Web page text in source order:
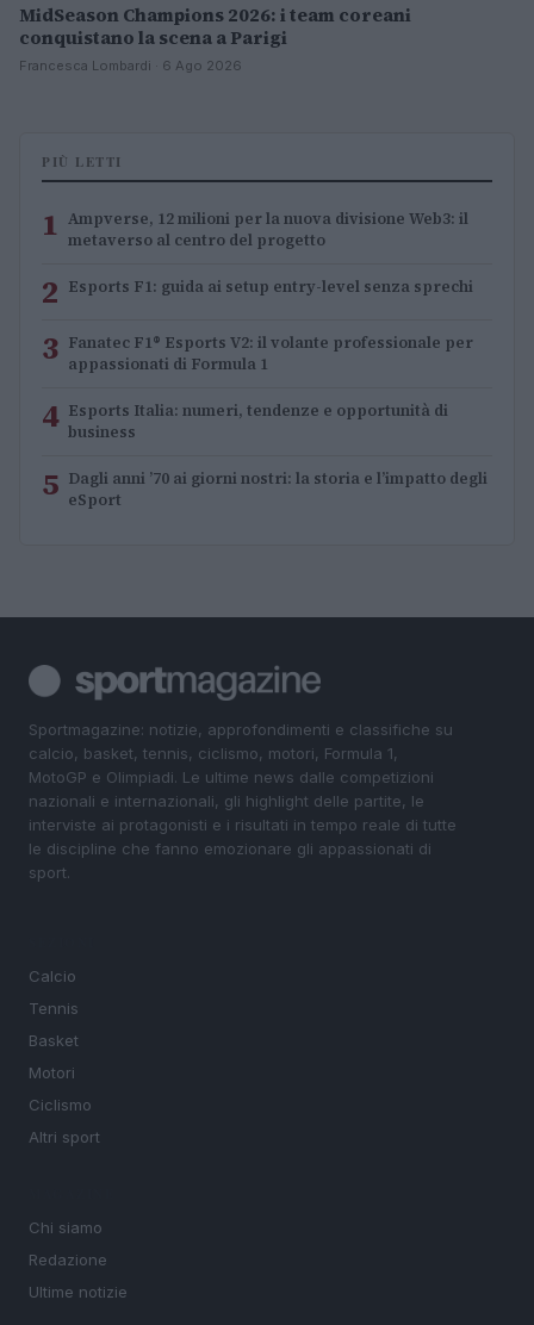
ESPORTS
MidSeason Champions 2026: i team coreani
conquistano la scena a Parigi
Francesca Lombardi · 6 Ago 2026
PIÙ LETTI
1 Ampverse, 12 milioni per la nuova divisione Web3: il
metaverso al centro del progetto
2 Esports F1: guida ai setup entry-level senza sprechi
3 Fanatec F1® Esports V2: il volante professionale per
appassionati di Formula 1
4 Esports Italia: numeri, tendenze e opportunità di
business
5 Dagli anni ’70 ai giorni nostri: la storia e l’impatto degli
eSport
Sportmagazine: notizie, approfondimenti e classifiche su
calcio, basket, tennis, ciclismo, motori, Formula 1,
MotoGP e Olimpiadi. Le ultime news dalle competizioni
nazionali e internazionali, gli highlight delle partite, le
interviste ai protagonisti e i risultati in tempo reale di tutte
le discipline che fanno emozionare gli appassionati di
sport.
Calcio
Tennis
Basket
Motori
Ciclismo
Altri sport
Chi siamo
Redazione
Ultime notizie